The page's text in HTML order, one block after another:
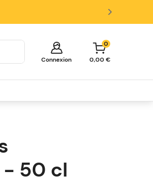
Connexion
0
0,00 €
panier est vide!
ces catégories populaires et
votre panier d'économies.
Verres et Accessoires
50 cl